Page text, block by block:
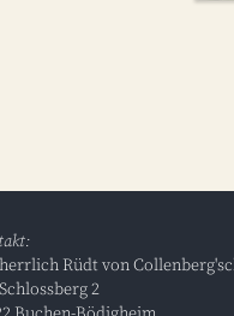
Rüdt von
2